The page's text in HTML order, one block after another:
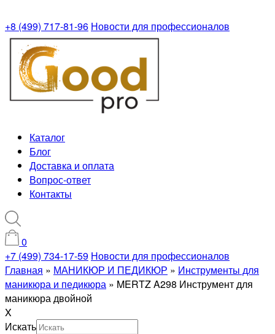
+8 (499) 717-81-96 Новости для профессионалов
Каталог
Блог
Доставка и оплата
Вопрос-ответ
Контакты
0
+7 (499) 734-17-59 Новости для профессионалов
Главная » МАНИКЮР И ПЕДИКЮР » Инструменты для
маникюра и педикюра » MERTZ A298 Инструмент для
маникюра двойной
X
Искать